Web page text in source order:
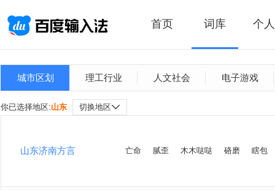
首页 词库 个
城市区划 理工行业 人文社会 电子游戏
你已选择地区:山东 切换地区
山东济南方言 亡命 腻歪 木木哒哒 硌磨 瞎包